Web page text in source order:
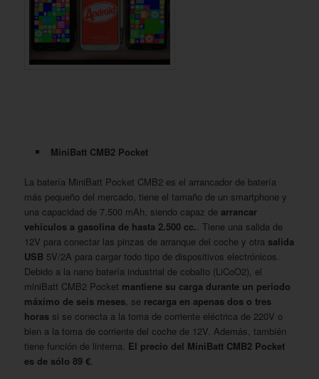
MiniBatt CMB2 Pocket
La batería MiniBatt Pocket CMB2 es el arrancador de batería
más pequeño del mercado, tiene el tamaño de un smartphone y
una capacidad de 7.500 mAh, siendo capaz de arrancar
vehículos a gasolina de hasta 2.500 cc.. Tiene una salida de
12V para conectar las pinzas de arranque del coche y otra salida
USB 5V/2A para cargar todo tipo de dispositivos electrónicos.
Debido a la nano batería industrial de cobalto (LiCoO2), el
miniBatt CMB2 Pocket mantiene su carga durante un periodo
máximo de seis meses, se recarga en apenas dos o tres
horas si se conecta a la toma de corriente eléctrica de 220V o
bien a la toma de corriente del coche de 12V. Además, también
tiene función de linterna. El precio del MiniBatt CMB2 Pocket
es de sólo 89 €.